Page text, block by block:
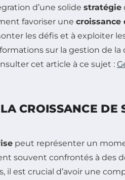
d’une solide stratégie
favoriser une croissance
les défis et à exploiter
sur la gestion de la
cet article à ce sujet :
CROISSANCE DE
peut représenter un
souvent confrontés à des
il est crucial d’avoir une